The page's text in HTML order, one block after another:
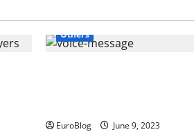
Others
EuroBlog June 9, 2023